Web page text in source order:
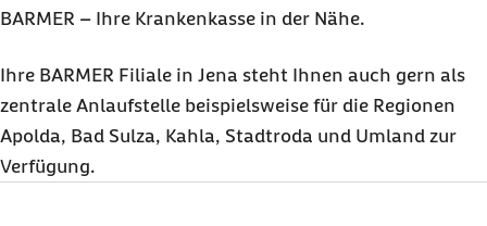
BARMER – Ihre Krankenkasse in der Nähe.
Ihre BARMER Filiale in Jena steht Ihnen auch gern als
zentrale Anlaufstelle beispielsweise für die Regionen
Apolda, Bad Sulza, Kahla, Stadtroda und Umland zur
Verfügung.